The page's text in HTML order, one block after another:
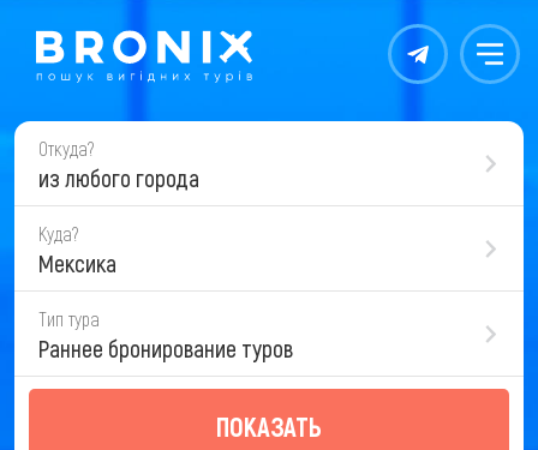
Контакты Меню
Откуда?
из любого города
Куда?
Мексика
Тип тура
Раннее бронирование туров
ПОКАЗАТЬ